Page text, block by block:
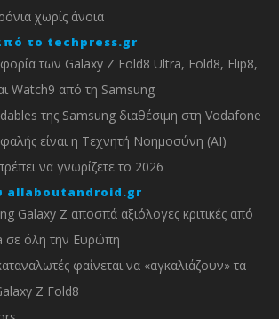
χωρίς άνοια
το techpress.gr
των Galaxy Z Fold8 Ultra, Fold8, Flip8,
Watch9 από τη Samsung
της Samsung διαθέσιμη στη Vodafone
είναι η Τεχνητή Νοημοσύνη (AI)
να γνωρίζετε το 2026
allaboutandroid.gr
Galaxy Z αποσπά αξιόλογες κριτικές από
σε όλη την Ευρώπη
φαίνεται να «αγκαλιάζουν» τα
Z Fold8